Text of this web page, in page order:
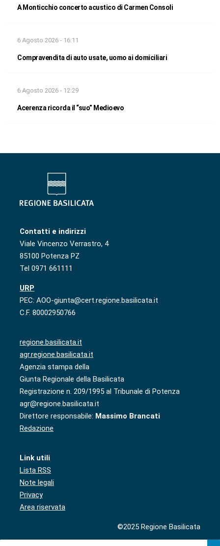
A Monticchio concerto acustico di Carmen Consoli
6 Agosto 2026 - 16:11
Compravendita di auto usate, uomo ai domiciliari
6 Agosto 2026 - 12:29
Acerenza ricorda il “suo” Medioevo
Contatti e indirizzi
Viale Vincenzo Verrastro, 4
85100 Potenza PZ
Tel 0971 661111
URP
PEC: AOO-giunta@cert.regione.basilicata.it
C.F. 80002950766
regione.basilicata.it
agr.regione.basilicata.it
Agenzia stampa della
Giunta Regionale della Basilicata
Registrazione n. 209/1995 al Tribunale di Potenza
agr@regione.basilicata.it
Direttore responsabile: Massimo Brancati
Redazione
Link utili
Lista RSS
Note legali
Privacy
Area riservata
©2025 Regione Basilicata